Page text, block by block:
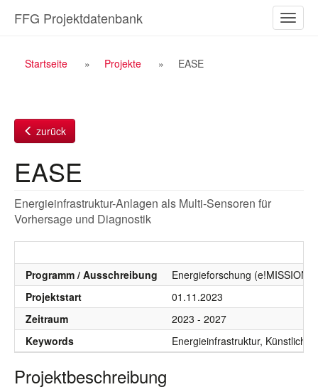
Inhalt
ein-/
FFG Projektdatenbank
Breadcrumb
Startseite Projekte EASE
zurück
EASE
Energieinfrastruktur-Anlagen als Multi-Sensoren für
Vorhersage und Diagnostik
Programm / Ausschreibung
Energieforschung
Projektstart
01.11.2023
Zeitraum
2023 - 2027
Keywords
Energieinfrastruktur,
Projektbeschreibung